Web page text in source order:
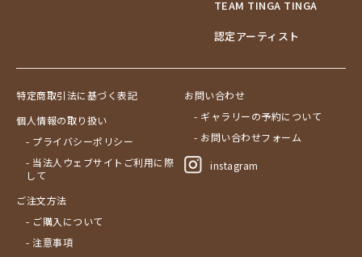
TEAM TINGA TINGA
認定アーティスト
特定商取引法に基づく表記
個人情報の取り扱い
- プライバシーポリシー
- 当法人ウェブサイトご利用に際
して
ご注文方法
- ご購入について
- 注意事項
お問い合わせ
- ギャラリーの予約について
- お問い合わせフォーム
instagram